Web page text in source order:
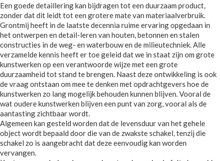
Een goede detaillering kan bijdragen tot een duurzaam product,
zonder dat dit leidt tot een grotere mate van materiaalverbruik.
Grontmij heeft in de laatste decennia ruime ervaring opgedaan in
het ontwerpen en detail-leren van houten, betonnen en stalen
constructies in de weg- en waterbouw en de milieutechniek. Alle
verzamelde kennis heeft er toe geleid dat we in staat zijn om grote
kunstwerken op een verantwoorde wijze met een grote
duurzaamheid tot stand te brengen. Naast deze ontwikkeling is ook
de vraag ontstaan om mee te denken met opdrachtgevers hoe de
kunstwerken zo lang mogelijk behouden kunnen blijven. Vooral de
wat oudere kunstwerken blijven een punt van zorg, vooral als de
aantasting zichtbaar wordt.
Algemeen kan gesteld worden dat de levensduur van het gehele
object wordt bepaald door die van de zwakste schakel, tenzij die
schakel zo is aangebracht dat deze eenvoudig kan worden
vervangen.